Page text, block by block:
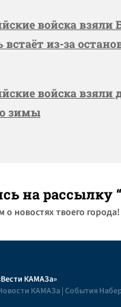
войска
из-за
войска взяли
зимы
на рассылку
о новостях твоего города!
КАМАЗа»
КАМАЗа | События